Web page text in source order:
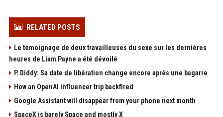
RELATED POSTS
Le témoignage de deux travailleuses du sexe sur les dernières
heures de Liam Payne a été dévoilé
P. Diddy: Sa date de libération change encore après une bagarre
How an OpenAI influencer trip backfired
Google Assistant will disappear from your phone next month
SpaceX is barely Space and mostly X